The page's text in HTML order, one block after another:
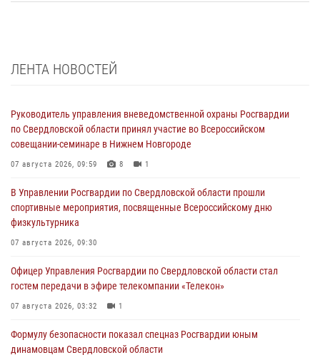
ЛЕНТА НОВОСТЕЙ
Руководитель управления вневедомственной охраны Росгвардии
по Свердловской области принял участие во Всероссийском
совещании-семинаре в Нижнем Новгороде
07 августа 2026, 09:59 8 1
В Управлении Росгвардии по Свердловской области прошли
спортивные мероприятия, посвященные Всероссийскому дню
физкультурника
07 августа 2026, 09:30
Офицер Управления Росгвардии по Свердловской области стал
гостем передачи в эфире телекомпании «Телекон»
07 августа 2026, 03:32 1
Формулу безопасности показал спецназ Росгвардии юным
динамовцам Свердловской области